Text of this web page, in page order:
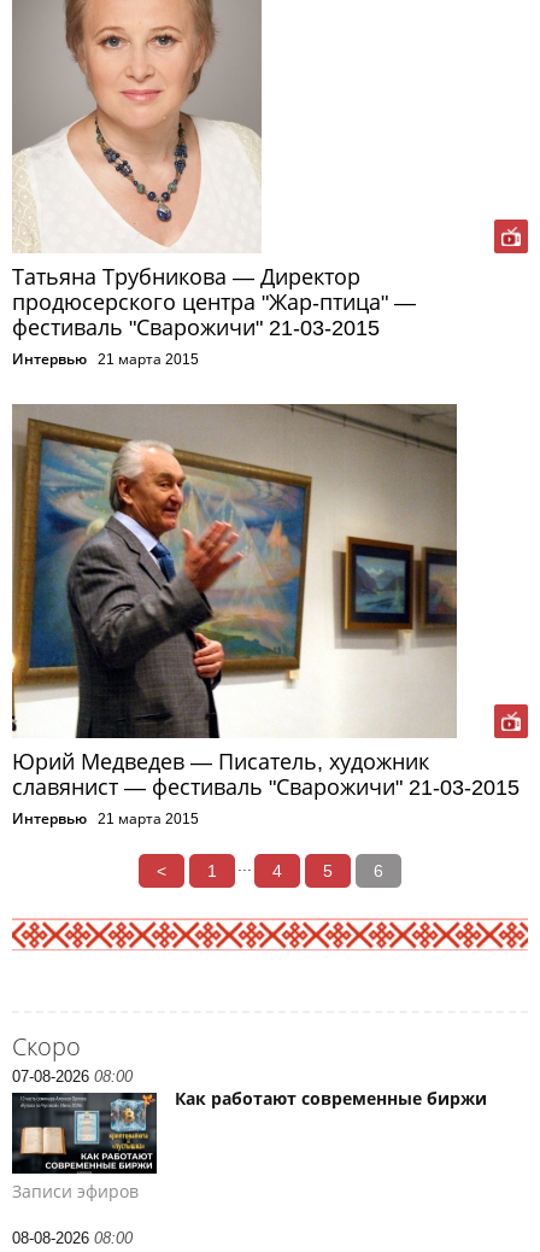
Скоро
07-08-2026 08:00
Как работают современные биржи
Записи эфиров
08-08-2026 08:00
Татьяна Трубникова — Директор
продюсерского центра "Жар-птица" —
фестиваль "Сварожичи" 21-03-2015
Интервью 21 марта 2015
Юрий Медведев — Писатель, художник
славянист — фестиваль "Сварожичи" 21-03-2015
Интервью 21 марта 2015
< 1 4 5 6